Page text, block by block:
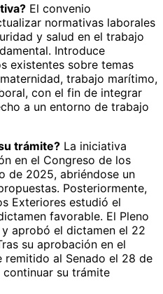
El convenio
normativas laborales
y salud en el trabajo
Introduce
existentes sobre temas
trabajo marítimo,
con el fin de integrar
a un entorno de trabajo
trámite? La iniciativa
en el Congreso de los
de 2025, abriéndose un
Posteriormente,
Exteriores estudió el
favorable. El Pleno
aprobó el dictamen el 22
su aprobación en el
remitido al Senado el 28 de
su trámite